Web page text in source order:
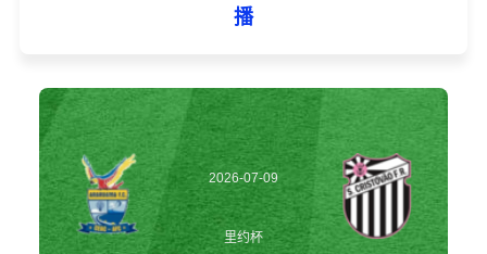
播
2026-07-09
01:45:00
里约杯